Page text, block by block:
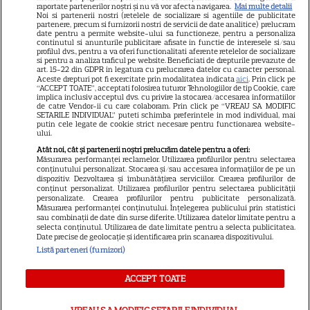
Avantaje
Elle
Unica
Retete practice
URMĂREȘTE-NE PE
Copyright2026Ringier Romania – Toate Drepturile rezervate
Jocurile de noroc sunt interzise minorilor.
raportate partenerilor noștri și nu vă vor afecta navigarea. Mai multe detalii
Noi si partenerii nostri (retelele de socializare si agentiile de publicitate
partenere, precum si furnizorii nostri de servicii de date analitice) prelucram
date pentru a permite website-ului sa functioneze, pentru a personaliza
continutul si anunturile publicitare afisate in functie de interesele si/sau
profilul dvs., pentru a va oferi functionalitati aferente retelelor de socializare
si pentru a analiza traficul pe website. Beneficiati de drepturile prevazute de
art. 15-22 din GDPR in legatura cu prelucrarea datelor cu caracter personal.
Aceste drepturi pot fi exercitate prin modalitatea indicataaici. Prin click pe
“ACCEPT TOATE”, acceptati folosirea tuturor Tehnologiilor de tip Cookie, care
implica inclusiv acceptul dvs. cu privire la stocarea/accesarea informatiilor
de catre Vendor-ii cu care colaboram. Prin click pe “VREAU SA MODIFIC
SETARILE INDIVIDUAL” puteti schimba preferintele in mod individual, mai
putin cele legate de cookie strict necesare pentru functionarea website-
ului.
Atât noi, cât și partenerii noștri prelucrăm datele pentru a oferi:
Măsurarea performanței reclamelor. Utilizarea profilurilor pentru selectarea
conținutului personalizat. Stocarea și/sau accesarea informațiilor de pe un
dispozitiv. Dezvoltarea și îmbunătățirea serviciilor. Crearea profilurilor de
conținut personalizat. Utilizarea profilurilor pentru selectarea publicității
personalizate. Crearea profilurilor pentru publicitate personalizată.
Măsurarea performanței conținutului. Înțelegerea publicului prin statistici
sau combinații de date din surse diferite. Utilizarea datelor limitate pentru a
selecta conținutul. Utilizarea de date limitate pentru a selecta publicitatea.
Date precise de geolocație și identificarea prin scanarea dispozitivului.
Listă parteneri (furnizori)
ACCEPT TOATE